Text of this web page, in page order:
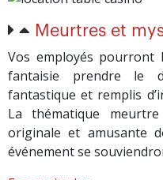
Meurtres et
Vos employés
fantaisie prendre le
fantastique et remplis
La thématique
originale et amusante
événement se